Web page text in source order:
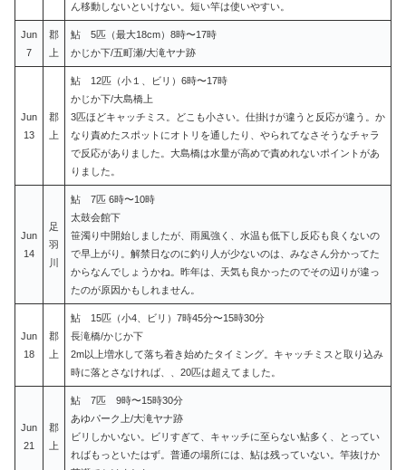
ん移動しないといけない。短い竿は使いやすい。
Jun
7
郡
上
鮎 5匹（最大18cm）8時〜17時
かじか下/五町瀬/大滝ヤナ跡
Jun
13
郡
上
鮎 12匹（小１、ビリ）6時〜17時
かじか下/大島橋上
3匹ほどキャッチミス。どこも小さい。仕掛けが違うと反応が違う。か
なり責めたスポットにオトリを通したり、やられてなさそうなチャラ
で反応がありました。大島橋は水量が高めで責めれないポイントがあ
りました。
Jun
14
足
羽
川
鮎 7匹 6時〜10時
太鼓会館下
笹濁り中開始しましたが、雨風強く、水温も低下し反応も良くないの
で早上がり。解禁日なのに釣り人が少ないのは、みなさん分かってた
からなんでしょうかね。昨年は、天気も良かったのでその辺りが違っ
たのが原因かもしれません。
Jun
18
郡
上
鮎 15匹（小4、ビリ）7時45分〜15時30分
長滝橋/かじか下
2m以上増水して落ち着き始めたタイミング。キャッチミスと取り込み
時に落とさなければ、、20匹は超えてました。
Jun
21
郡
上
鮎 7匹 9時〜15時30分
あゆパーク上/大滝ヤナ跡
ビリしかいない。ビリすぎて、キャッチに至らない鮎多く、とってい
ればもっといたはず。普通の場所には、鮎は残っていない。竿抜けか